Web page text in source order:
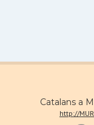
Catalans a
http://